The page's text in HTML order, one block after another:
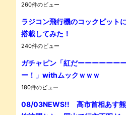
260件のビュー
ラジコン飛行機のコックピット
搭載してみた！
240件のビュー
ガチャピン「紅だーーーーーー
ー！」withムックｗｗｗ
180件のビュー
08/03NEWS!! 高市首相あす熊